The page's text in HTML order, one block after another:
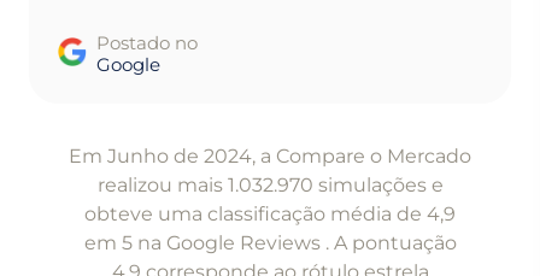
Postado no
Google
Em Junho de 2024, a Compare o Mercado
realizou mais 1.032.970 simulações e
obteve uma classificação média de 4,9
em 5 na Google Reviews . A pontuação
4,9 corresponde ao rótulo estrela